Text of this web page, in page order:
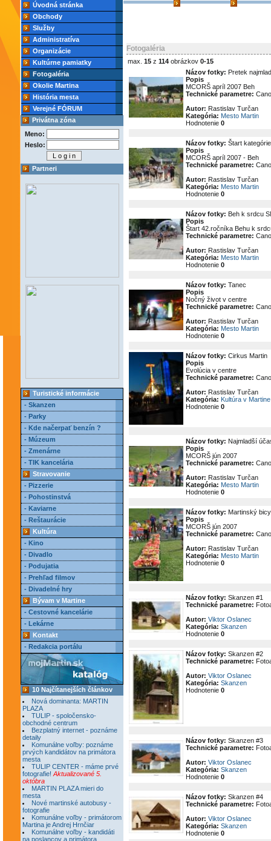
Úvodná stránka
Obchody
Služby
Administratíva
Organizácie
Kultúrne pamiatky
Fotogaléria
Okolie Martina
História mesta
Verejné FÓRUM
Privátna zóna
Meno:
Heslo:
Partneri
Turistické informácie
- Skanzen
- Parky
- Kde načerpať benzín ?
- Múzeum
- Zmenárne
- TIK kancelária
Stravovanie
- Pizzerie
- Pohostinstvá
- Kaviarne
- Reštaurácie
Kultúra
- Kino
- Divadlo
- Podujatia
- Prehľad filmov
- Divadelné hry
Bývam v Martine
- Cestovné kancelárie
- Lekárne
Kontakt
- Redakcia portálu
10 Najčítanejších článkov
Nová dominanta: MARTIN
PLAZA
TULIP - spoločensko-
obchodné centrum
Bezplatný internet - poznáme
detaily
Komunálne voľby: poznáme
prvých kandidátov na primátora
mesta
TULIP CENTER - máme prvé
fotografie! Aktualizované 5.
októbra
MARTIN PLAZA mieri do
mesta
Nové martinské autobusy -
fotografie
Komunálne voľby - primátorom
Martina je Andrej Hrnčiar
Komunálne voľby - kandidáti
na poslancov a primátora
Fotogaléria
max. 15 z 114 obrázkov 0-15
Názov fotky: Pretek
Popis
MCORŠ apríl 2007 Beh
Technické parametre:
Autor: Rastislav Turčan
Kategória: Mesto Martin
Hodnotenie 0
Názov fotky: Štart
Popis
MCORŠ apríl 2007 - Beh
Technické parametre:
Autor: Rastislav Turčan
Kategória: Mesto Martin
Hodnotenie 0
Názov fotky: Beh k srdcu
Popis
Štart 42.ročníka Behu k
Technické parametre:
Autor: Rastislav Turčan
Kategória: Mesto Martin
Hodnotenie 0
Názov fotky: Tanec
Popis
Nočný život v centre
Technické parametre:
Autor: Rastislav Turčan
Kategória: Mesto Martin
Hodnotenie 0
Názov fotky: Cirkus Martin
Popis
Evolúcia v centre
Technické parametre:
Autor: Rastislav Turčan
Kategória: Kultúra v Martine
Hodnotenie 0
Názov fotky: Najmladší
Popis
MCORŠ jún 2007
Technické parametre:
Autor: Rastislav Turčan
Kategória: Mesto Martin
Hodnotenie 0
Názov fotky: Martinský
Popis
MCORŠ jún 2007
Technické parametre:
Autor: Rastislav Turčan
Kategória: Mesto Martin
Hodnotenie 0
Názov fotky: Skanzen #1
Technické parametre:
Autor: Viktor Oslanec
Kategória: Skanzen
Hodnotenie 0
Názov fotky: Skanzen #2
Technické parametre:
Autor: Viktor Oslanec
Kategória: Skanzen
Hodnotenie 0
Názov fotky: Skanzen #3
Technické parametre:
Autor: Viktor Oslanec
Kategória: Skanzen
Hodnotenie 0
Názov fotky: Skanzen #4
Technické parametre:
Autor: Viktor Oslanec
Kategória: Skanzen
Hodnotenie 0